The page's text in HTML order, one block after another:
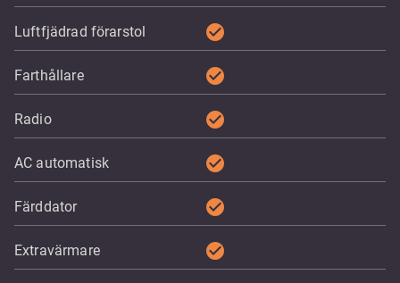
Luftfjädrad förarstol check_circle
Farthållare check_circle
Radio check_circle
AC automatisk check_circle
Färddator check_circle
Extravärmare check_circle